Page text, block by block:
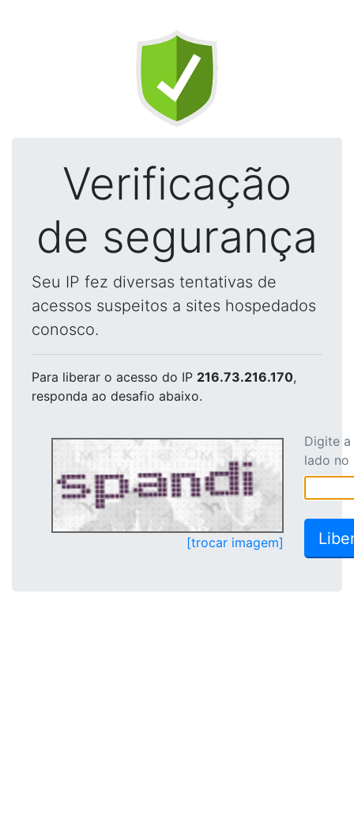
Verificação
de segurança
Seu IP fez diversas tentativas de
acessos suspeitos a sites hospedados
conosco.
Para liberar o acesso do IP 216.73.216.170,
responda ao desafio abaixo.
[trocar imagem]
Digite
lado no